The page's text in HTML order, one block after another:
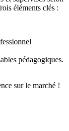
éléments clés :
pédagogiques.
sur le marché !